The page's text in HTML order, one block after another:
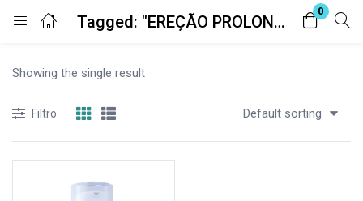
Tagged: "EREÇÃO PROLONGADA"
0
Entrar Registro
Showing the single result
Filtro Default sorting